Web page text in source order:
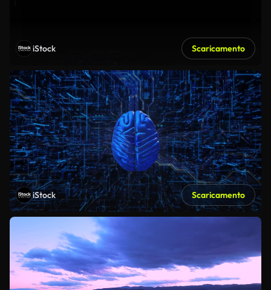
iStock Scaricamento
iStock Scaricamento